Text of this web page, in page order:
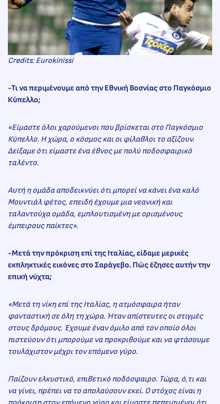
Credits: Eurokinissi
-Τι να περιμένουμε από την Εθνική Βοσνίας στο Παγκόσμιο
Κύπελλο;
«Είμαστε όλοι χαρούμενοι που βρίσκεται στο Παγκόσμιο
Κύπελλο. Η χώρα, ο κόσμος και οι φίλαθλοι το αξίζουν.
Δείξαμε ότι είμαστε ένα έθνος με πολύ ποδοσφαιρικό
ταλέντο.
Αυτή η ομάδα αποδεικνύει ότι μπορεί να κάνει ένα καλό
Μουντιάλ φέτος, επειδή έχουμε μια νεανική και
ταλαντούχα ομάδα, εμπλουτισμένη με ορισμένους
έμπειρους παίκτες».
-Μετά την πρόκριση επί της Ιταλίας, είδαμε μερικές
εκπληκτικές εικόνες στο Σαράγεβο. Πώς έζησες αυτήν την
επική νύχτα;
«Μετά τη νίκη επί της Ιταλίας, η ατμόσφαιρα ήταν
φανταστική σε όλη τη χώρα. Ήταν απίστευτες οι στιγμές
στους δρόμους. Έχουμε έναν όμιλο από τον οποίο όλοι
πιστεύουν ότι μπορούμε να προκριθούμε και να φτάσουμε
τουλάχιστον μέχρι τον επόμενο γύρο.
Παίζουν ελκυστικό, επιθετικό ποδόσφαιρο. Τώρα, ό,τι και
να γίνει, πρέπει να το απολαύσουν εκεί. Ο στόχος είναι η